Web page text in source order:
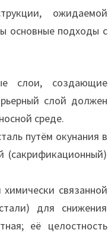
ожидаемой
основные подходы с
слои, создающие
слой должен
среде.
путём окунания в
(сакрификационный)
связанной
для снижения
её целостность